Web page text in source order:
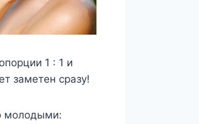
1 : 1 и
заметен сразу!
молодыми: